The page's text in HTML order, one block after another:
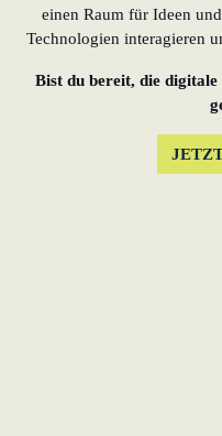
einen Raum für Ideen
Technologien interagieren
Bist du bereit, die